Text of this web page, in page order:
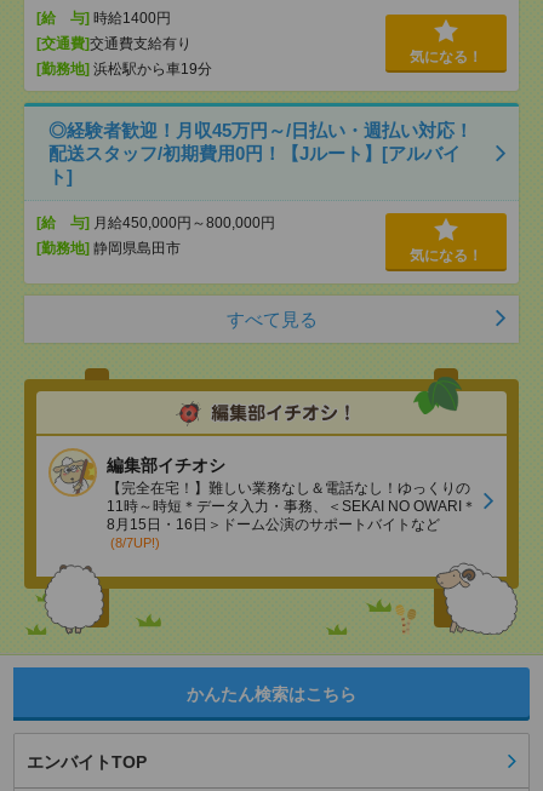
[給 与] 時給1400円
[交通費]交通費支給有り
[勤務地] 浜松駅から車19分
気になる！
◎経験者歓迎！月収45万円～/日払い・週払い対応！
配送スタッフ/初期費用0円！【Jルート】[アルバイ
ト]
[給 与] 月給450,000円～800,000円
[勤務地] 静岡県島田市 気になる！
すべて見る
編集部イチオシ
【完全在宅！】難しい業務なし＆電話なし！ゆっくりの
11時～時短＊データ入力・事務、＜SEKAI NO OWARI＊
8月15日・16日＞ドーム公演のサポートバイトなど
(8/7UP!)
かんたん検索はこちら
エンバイトTOP